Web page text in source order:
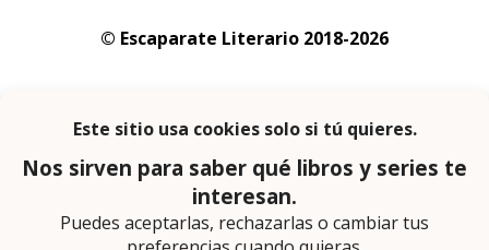
© Escaparate Literario 2018-2026
privacidad
En calidad de afiliado de Amazon obtengo